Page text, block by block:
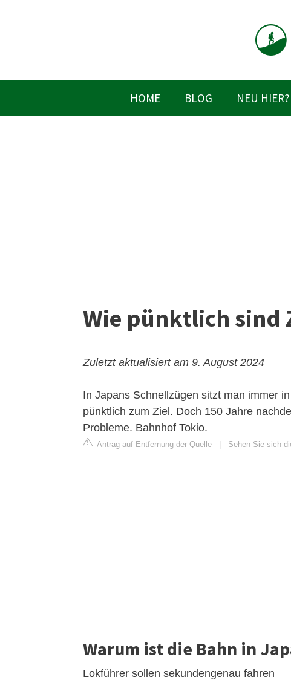
HOME BLOG NEU HIER?
Wie pünktlich sind
Zuletzt aktualisiert am 9. August 2024
In Japans Schnellzügen sitzt man immer
pünktlich zum Ziel. Doch 150 Jahre
Probleme. Bahnhof Tokio.
Antrag auf Entfernung der Quelle Sehen Sie sich
Warum ist die Bahn in
Lokführer sollen sekundengenau fahren